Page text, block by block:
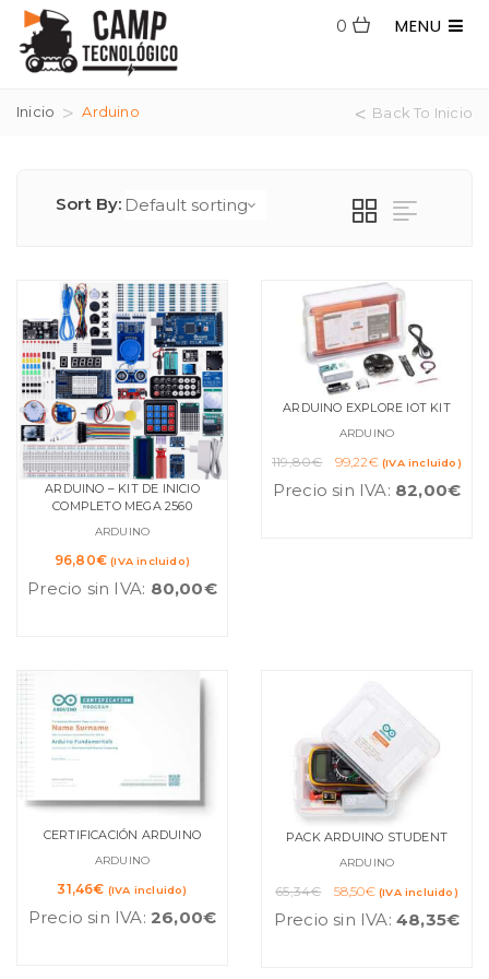
MENU
0
Inicio Arduino Back To Inicio
Sort By:
ARDUINO – KIT DE INICIO
COMPLETO MEGA 2560
ARDUINO
96,80€ (IVA incluido)
Precio sin IVA: 80,00€
ARDUINO EXPLORE IOT KIT
ARDUINO
119,80€
El
99,22€El
actual
(IVA incluido)
Precio sin IVA: 82,00€
CERTIFICACIÓN ARDUINO
ARDUINO
31,46€ (IVA incluido)
Precio sin IVA: 26,00€
PACK ARDUINO STUDENT
ARDUINO
65,34€
El
58,50€El(IVA incluido)
Precio sin IVA: 48,35€